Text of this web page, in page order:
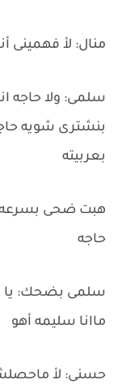
منال: لأ فهمينى
سلمى: ولا حاجه
بنشترى شويه
بعربيته
هبت ضحى بسرعه
حاجه
سلمى بضحك: يا
ماانا سليمه أهو
حسنى: لأ ماحصلش